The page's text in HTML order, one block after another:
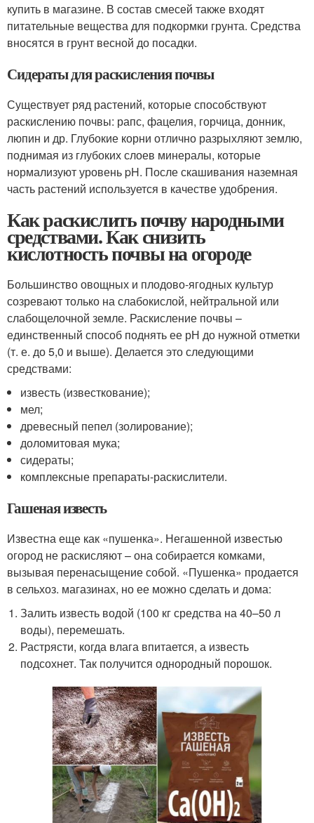
купить в магазине. В состав смесей также входят
питательные вещества для подкормки грунта. Средства
вносятся в грунт весной до посадки.
Сидераты для раскисления почвы
Существует ряд растений, которые способствуют
раскислению почвы: рапс, фацелия, горчица, донник,
люпин и др. Глубокие корни отлично разрыхляют землю,
поднимая из глубоких слоев минералы, которые
нормализуют уровень pH. После скашивания наземная
часть растений используется в качестве удобрения.
Как раскислить почву народными
средствами. Как снизить
кислотность почвы на огороде
Большинство овощных и плодово-ягодных культур
созревают только на слабокислой, нейтральной или
слабощелочной земле. Раскисление почвы –
единственный способ поднять ее рН до нужной отметки
(т. е. до 5,0 и выше). Делается это следующими
средствами:
известь (известкование);
мел;
древесный пепел (золирование);
доломитовая мука;
сидераты;
комплексные препараты-раскислители.
Гашеная известь
Известна еще как «пушенка». Негашенной известью
огород не раскисляют – она собирается комками,
вызывая перенасыщение собой. «Пушенка» продается
в сельхоз. магазинах, но ее можно сделать и дома:
Залить известь водой (100 кг средства на 40–50 л
воды), перемешать.
Растрясти, когда влага впитается, а известь
подсохнет. Так получится однородный порошок.